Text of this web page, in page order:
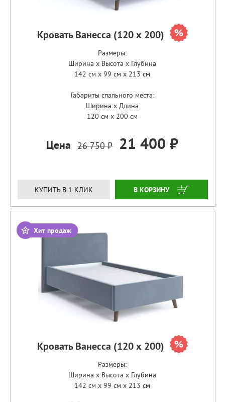
Кровать Ванесса (120 х 200)
Размеры:
Ширина x Высота x Глубина
142 см x 99 см x 213 см
Габариты спального места:
Ширина x Длина
120 см x 200 см
Цена 26 750 ₽ 21 400 ₽
КУПИТЬ В 1 КЛИК ЗАКАЗАТЬ
Хит продаж
Кровать Ванесса (120 х 200)
Размеры:
Ширина x Высота x Глубина
142 см x 99 см x 213 см